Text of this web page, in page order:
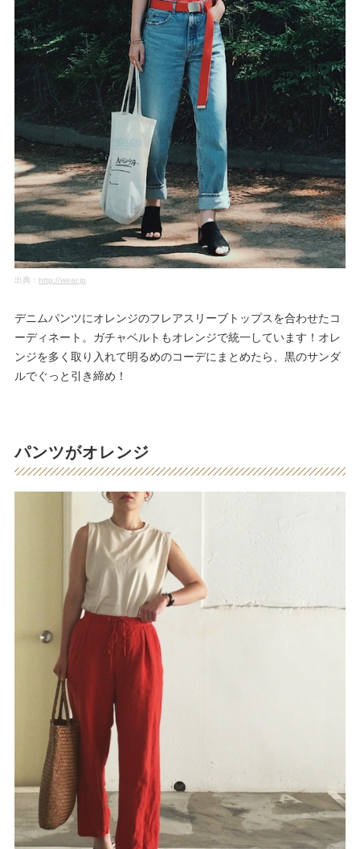
出典： http://wear.jp
デニムパンツにオレンジのフレアスリーブトップスを合わせたコ
ーディネート。ガチャベルトもオレンジで統一しています！オレ
ンジを多く取り入れて明るめのコーデにまとめたら、黒のサンダ
ルでぐっと引き締め！
パンツがオレンジ